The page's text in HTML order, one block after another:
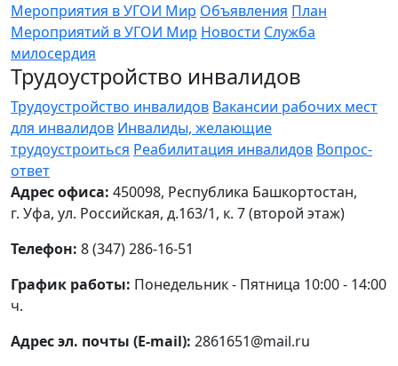
Мероприятия в УГОИ Мир Объявления План
Мероприятий в УГОИ Мир Новости Служба
милосердия
Трудоустройство инвалидов
Трудоустройство инвалидов Вакансии рабочих мест
для инвалидов Инвалиды, желающие
трудоустроиться Реабилитация инвалидов Вопрос-
ответ
Адрес офиса: 450098, Республика Башкортостан,
г. Уфа, ул. Российская, д.163/1, к. 7 (второй этаж)
Телефон: 8 (347) 286-16-51
График работы: Понедельник - Пятница 10:00 - 14:00
ч.
Адрес эл. почты (E-mail): 2861651@mail.ru